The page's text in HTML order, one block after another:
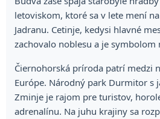
letoviskom, ktoré sa v lete mení
Jadranu. Cetinje, kedysi hlavné
zachovalo noblesu a je symbolom
Čiernohorská príroda patrí medzi
Európe. Národný park Durmitor s
Zminje je rajom pre turistov,
adrenalínu. Na juhu krajiny sa